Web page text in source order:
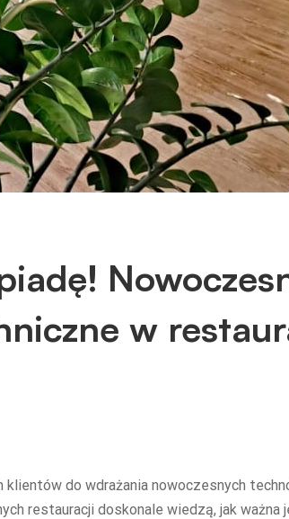
w
klientów do wdrażania nowoczesnych
restauracji doskonale wiedzą, jak